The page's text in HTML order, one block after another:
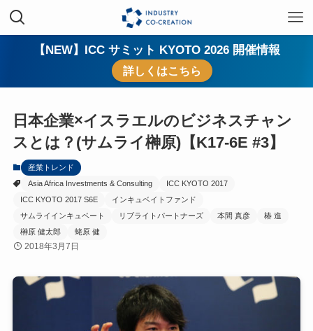
【NEW】ICC サミット KYOTO 2026 開催情報
詳しくはこちら
日本企業×イスラエルのビジネスチャン
スとは？(サムライ榊原)【K17-6E #3】
産業トレンド
Asia Africa Investments & Consulting
ICC KYOTO 2017
ICC KYOTO 2017 S6E
インキュベイトファンド
サムライインキュベート
リブライトパートナーズ 本間 真彦
椿 進
榊原 健太郎
蛯原 健
2018年3月7日